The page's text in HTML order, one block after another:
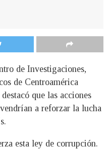
de Investigaciones,
de Centroamérica
que las acciones
vendrían a reforzar la lucha
esta ley de corrupción.